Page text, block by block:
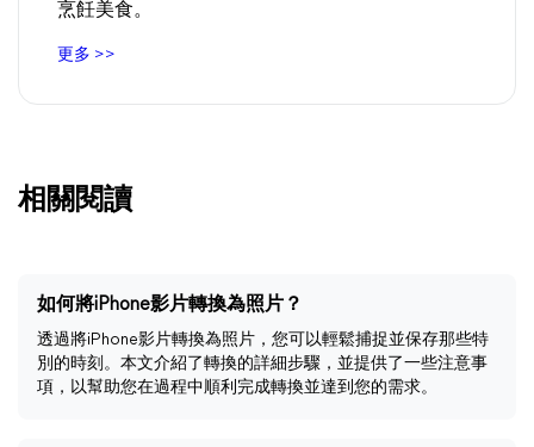
烹飪美食。
更多 >>
相關閱讀
如何將iPhone影片轉換為照片？
透過將iPhone影片轉換為照片，您可以輕鬆捕捉並保存那些特
別的時刻。本文介紹了轉換的詳細步驟，並提供了一些注意事
項，以幫助您在過程中順利完成轉換並達到您的需求。